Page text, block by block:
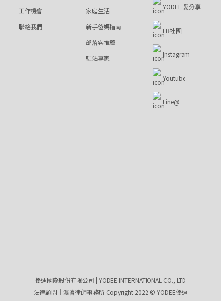
工作機會
聯絡我們
家庭生活
新手爸媽指南
部落客推薦
駐站專家
YODEE 愛分享
FB社團
Instagram
Youtube
Line@
優迪國際股份有限公司 | YODEE INTERNATIONAL CO., LTD
法律顧問｜瀛睿律師事務所 Copyright 2022 © YODEE優迪